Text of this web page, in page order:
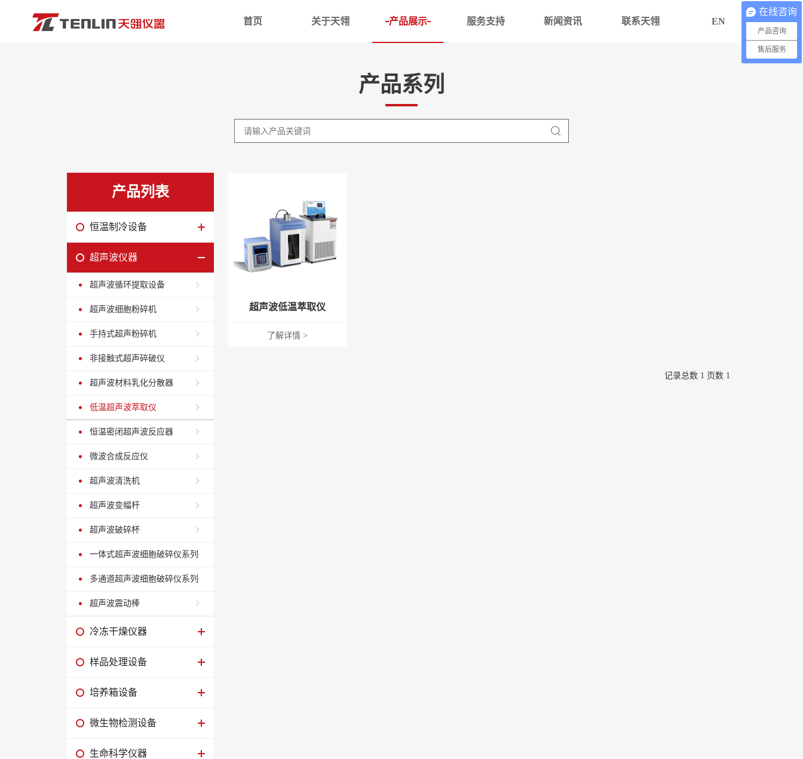
首页 关于天翎 产品展示 服务支持 新闻资讯 联系天翎 EN
DCW 卧式低温恒温槽
DC低温恒温槽
高精度低温恒温槽
程序控制低温恒温槽
单加热高精度恒温槽
低温恒温磁力反应浴
旋转粘度计专用槽
TLCooler投入式制冷器
生命科学仪器
样品高温处理设备
实验室净化设备
光催化仪器
产品系列
产品列表
恒温制冷设备
超声波仪器
超声波循环提取设备
超声波细胞粉碎机
手持式超声粉碎机
非接触式超声碎破仪
超声波材料乳化分散器
低温超声波萃取仪
恒温密闭超声波反应器
微波合成反应仪
超声波清洗机
超声波变幅杆
超声波破碎杯
一体式超声波细胞破碎仪系列
多通道超声波细胞破碎仪系列
超声波震动棒
冷冻干燥仪器
样品处理设备
培养箱设备
微生物检测设备
生命科学仪器
超声波低温萃取仪
了解详情 >
记录总数 1 页数 1
在线咨询
产品咨询
售后服务